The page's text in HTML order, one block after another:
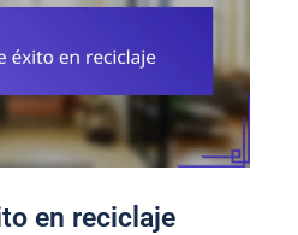
en reciclaje